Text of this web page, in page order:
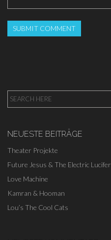
NEUESTE BEITRÄGE
Theater Projekte
Future Jesus & The Electric Lucifer
Love Machine
Kamran & Hooman
Lou’s The Cool Cats